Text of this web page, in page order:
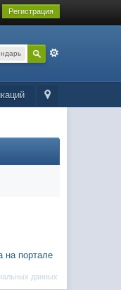
Регистрация
на портале
данных